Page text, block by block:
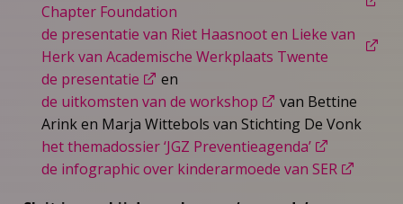
Chapter Foundation
de presentatie van Riet Haasnoot en Lieke van
Herk van Academische Werkplaats Twente
de presentatie
en
de uitkomsten van de workshop
van Bettine
Arink en Marja Wittebols van Stichting De Vonk
het themadossier ‘JGZ Preventieagenda’
de infographic over kinderarmoede van SER